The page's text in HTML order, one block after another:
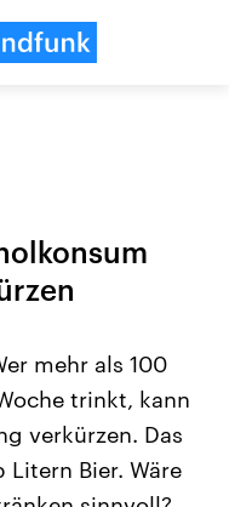
Aktuelle Beiträge,
Hintergründe
Wirtschaftlich und
gehören die Vereinigten
mehr als 100
trinkt, kann
verkürzen. Das
Bier. Wäre